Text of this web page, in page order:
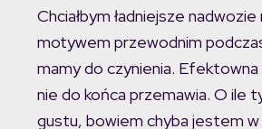
Chciałbym ładniejsze
motywem przewodnim
mamy do czynienia.
nie do końca przemawia. O ile
gustu, bowiem chyba jestem